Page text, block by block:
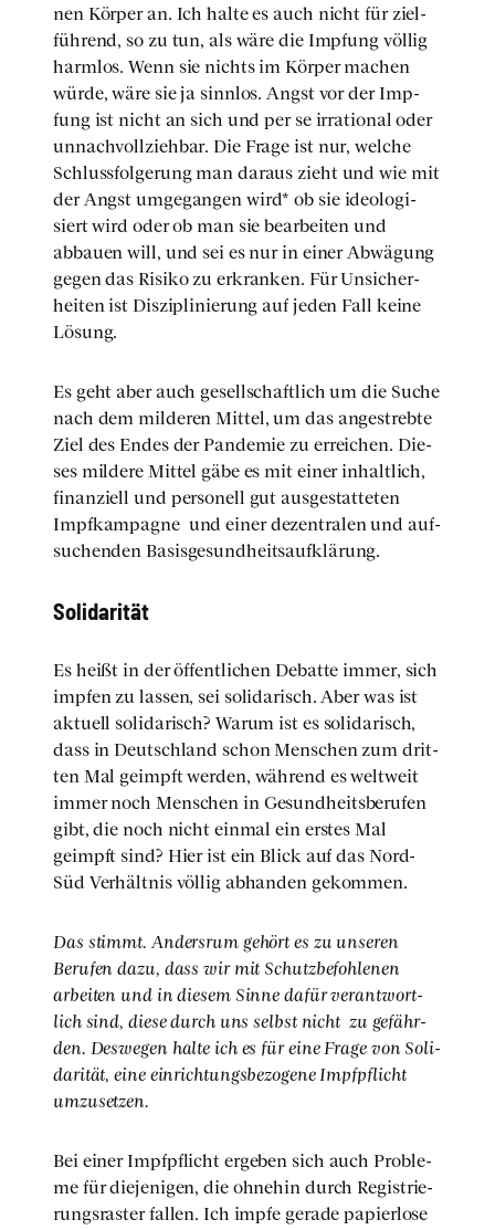
nen Kör­per an. Ich hal­te es auch nicht für ziel­
füh­rend, so zu tun, als wäre die Imp­fung völ­lig
harm­los. Wenn sie nichts im Kör­per machen
wür­de, wäre sie ja sinn­los. Angst vor der Imp­
fung ist nicht an sich und per se irra­tio­nal oder
unnach­voll­zieh­bar. Die Fra­ge ist nur, wel­che
Schluss­fol­ge­rung man dar­aus zieht und wie mit
der Angst umge­gan­gen wird* ob sie ideo­lo­gi­
siert wird oder ob man sie bear­bei­ten und
abbau­en will, und sei es nur in einer Abwä­gung
gegen das Risi­ko zu erkran­ken. Für Unsi­cher­
hei­ten ist Dis­zi­pli­nie­rung auf jeden Fall kei­ne
Lösung.
Es geht aber auch gesell­schaft­lich um die Suche
nach dem mil­de­ren Mit­tel, um das ange­streb­te
Ziel des Endes der Pan­de­mie zu errei­chen. Die­
ses mil­de­re Mit­tel gäbe es mit einer inhalt­lich,
finan­zi­ell und per­so­nell gut aus­ge­stat­te­ten
Impf­kam­pa­gne und einer dezen­tra­len und auf­
su­chen­den Basis­ge­sund­heits­auf­klä­rung.
Soli­da­ri­tät
Es heißt in der öffent­li­chen Debat­te immer, sich
imp­fen zu las­sen, sei soli­da­risch. Aber was ist
aktu­ell soli­da­risch? War­um ist es soli­da­risch,
dass in Deutsch­land schon Men­schen zum drit­
ten Mal geimpft wer­den, wäh­rend es welt­weit
immer noch Men­schen in Gesund­heits­be­ru­fen
gibt, die noch nicht ein­mal ein ers­tes Mal
geimpft sind? Hier ist ein Blick auf das Nord-
Süd Ver­hält­nis völ­lig abhan­den gekom­men.
Das stimmt. Anders­rum gehört es zu unse­ren
Beru­fen dazu, dass wir mit Schutz­be­foh­le­nen
arbei­ten und in die­sem Sin­ne dafür ver­ant­wort­
lich sind, die­se durch uns selbst nicht zu gefähr­
den. Des­we­gen hal­te ich es für eine Fra­ge von Soli­
da­ri­tät, eine ein­rich­tungs­be­zo­ge­ne Impf­pflicht
umzu­set­zen.
Bei einer Impf­pflicht erge­ben sich auch Pro­ble­
me für die­je­ni­gen, die ohne­hin durch Regis­trie­
rungs­ras­ter fal­len. Ich imp­fe gera­de papier­lo­se